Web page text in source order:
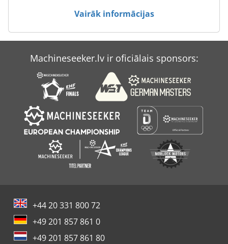
Prebena Orkan 200
Vermeer Rt 200
Vermeer Rt 450
Vairāk informācijas
Machineseeker.lv ir oficiālais sponsors:
+44 20 331 800 72
+49 201 857 861 0
+49 201 857 861 80